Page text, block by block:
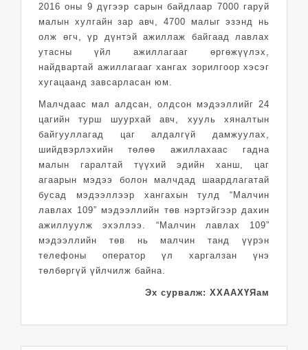
2016 оны 9 дүгээр сарын байдлаар 7000 гаруй
малын хулгайн зар авч, 4700 малыг эзэнд нь
олж өгч, үр дүнтэй ажиллаж байгаад лавлах
утасны үйл ажиллагааг өргөжүүлэх,
найдвартай ажиллагааг хангах зорилгоор хэсэг
хугацаанд завсарласан юм.
Малчдаас мал алдсан, олдсон мэдээллийг 24
цагийн турш шуурхай авч, хууль хяналтын
байгууллагад цаг алдалгүй дамжуулах,
шийдвэрлэхийн төлөө ажиллахаас гадна
малын гаралтай түүхий эдийн ханш, цаг
агаарын мэдээ болон малчдад шаардлагатай
бусад мэдээллээр хангахын тулд “Малчин
лавлах 109” мэдээллийн төв нэртэйгээр дахин
ажиллуулж эхэллээ. “Малчин лавлах 109”
мэдээллийн төв нь малчин танд үүрэн
телефоны оператор үл харгалзан үнэ
төлбөргүй үйлчилж байна.
Эх сурвалж: ХХААХҮЯам